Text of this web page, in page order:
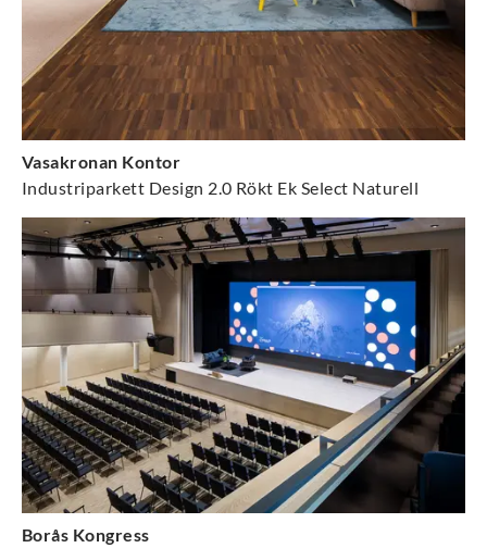
Vasakronan Kontor
Industriparkett Design 2.0 Rökt Ek Select Naturell
Borås Kongress